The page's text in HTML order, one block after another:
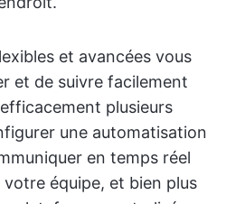
et avancées vous
et de suivre facilement
plusieurs
une automatisation
en temps réel
équipe, et bien plus